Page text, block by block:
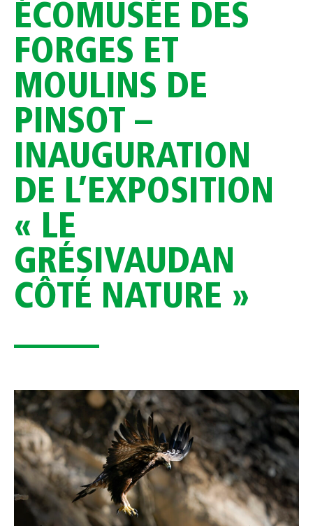
ÉCOMUSÉE DES
FORGES ET
MOULINS DE
PINSOT –
INAUGURATION
DE L’EXPOSITION
« LE
GRÉSIVAUDAN
CÔTÉ NATURE »